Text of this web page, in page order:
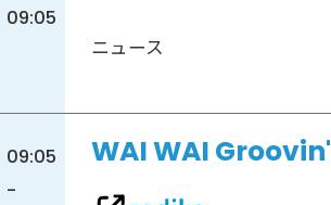
09:05
ニュース
09:05
-
WAI WAI Groovin'